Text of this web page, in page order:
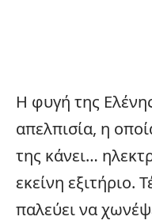
Η φυγή της
απελπισία, η
της κάνει…
εκείνη εξιτήριο.
παλεύει να